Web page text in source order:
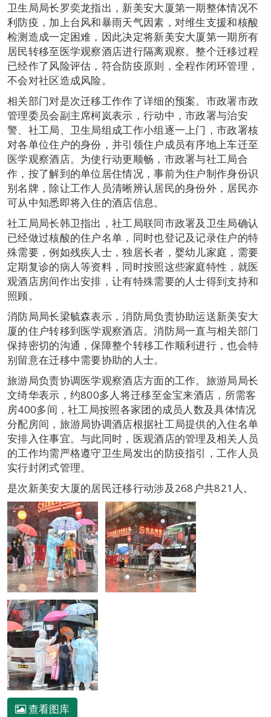
卫生局局长罗奕龙指出，新美安大厦第一期整体情况不
利防疫，加上台风和暴雨天气因素，对维生支援和核酸
检测造成一定困难，因此决定将新美安大厦第一期所有
居民转移至医学观察酒店进行隔离观察。整个迁移过程
已经作了风险评估，符合防疫原则，全程作闭环管理，
不会对社区造成风险。
相关部门对是次迁移工作作了详细的预案。市政署市政
管理委员会副主席柯岚表示，行动中，市政署与治安
警、社工局、卫生局组成工作小组逐一上门，市政署核
对各单位住户的身份，并引领住户成员有序地上车迁至
医学观察酒店。为使行动更顺畅，市政署与社工局合
作，按了解到的单位居住情况，事前为住户制作身份识
别名牌，除让工作人员清晰辨认居民的身份外，居民亦
可从中知悉即将入住的酒店信息。
社工局局长韩卫指出，社工局联同市政署及卫生局确认
已经做过核酸的住户名单，同时也登记及记录住户的特
殊需要，例如残疾人士，独居长者，婴幼儿家庭，需要
定期复诊的病人等资料，同时按照这些家庭特性，就医
观酒店房间作出安排，让有特殊需要的人士得到支持和
照顾。
消防局局长梁毓森表示，消防局负责协助运送新美安大
厦的住户转移到医学观察酒店。消防局一直与相关部门
保持密切的沟通，保障整个转移工作顺利进行，也会特
别留意在迁移中需要协助的人士。
旅游局负责协调医学观察酒店方面的工作。旅游局局长
文绮华表示，约800多人将迁移至金宝来酒店，所需客
房400多间，社工局按照各家团的成员人数及具体情况
分配房间，旅游局协调酒店根据社工局提供的入住名单
安排入住事宜。与此同时，医观酒店的管理及相关人员
的工作均需严格遵守卫生局发出的防疫指引，工作人员
实行封闭式管理。
是次新美安大厦的居民迁移行动涉及268户共821人。
查看图库